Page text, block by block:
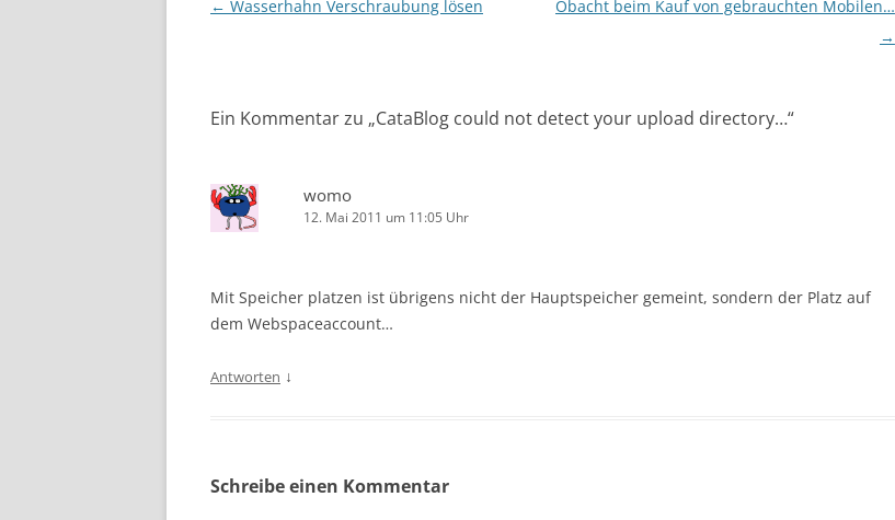
Beitragsnavigation
← Wasserhahn Verschraubung lösen
Obacht beim Kauf von gebrauchten Mobilen…
→
Ein Kommentar zu „CataBlog could not detect your upload directory…“
womo
12. Mai 2011 um 11:05 Uhr
Mit Speicher platzen ist übrigens nicht der Hauptspeicher gemeint, sondern der Platz auf
dem Webspaceaccount…
Antworten ↓
Schreibe einen Kommentar